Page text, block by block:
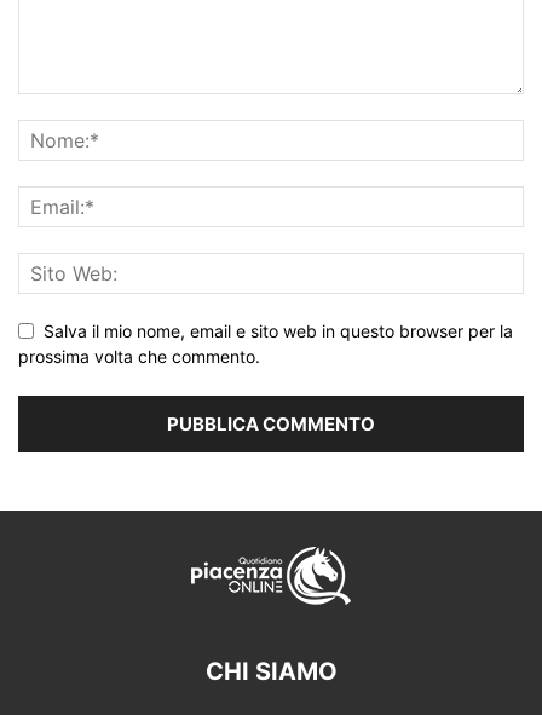
Salva il mio nome, email e sito web in questo browser per la
prossima volta che commento.
CHI SIAMO